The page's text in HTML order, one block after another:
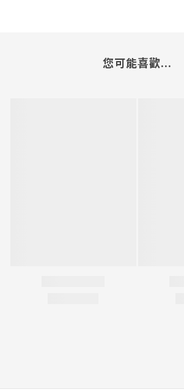
您可能喜歡...